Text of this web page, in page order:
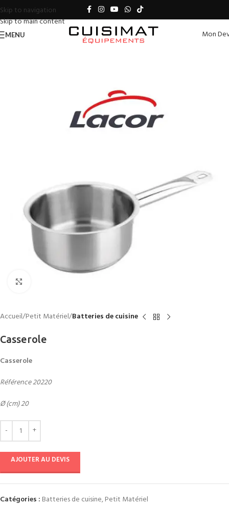
Skip to navigation
Skip to main content
MENU Mon
Accueil Petit Matériel Batteries de cuisine
Casserole
Casserole
Référence 20220
Ø (cm) 20
AJOUTER AU DEVIS
Catégories : Batteries de cuisine,Petit Matériel